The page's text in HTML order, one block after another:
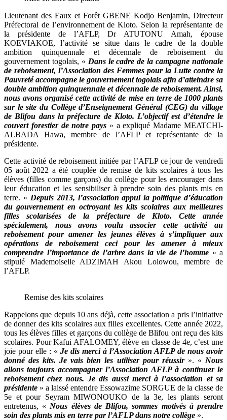
Lieutenant des Eaux et Forêt GBENE Kodjo Benjamin, Directeur
Préfectoral de l’environnement de Kloto. Selon la représentante de
la présidente de l’AFLP, Dr ATUTONU Amah, épouse
KOEVIAKOE, l’activité se situe dans le cadre de la double
ambition quinquennale et décennale de reboisement du
gouvernement togolais, « Dans le cadre de la campagne nationale
de reboisement, l’Association des Femmes pour la Lutte contre la
Pauvreté accompagne le gouvernement togolais afin d’atteindre sa
double ambition quinquennale et décennale de reboisement. Ainsi,
nous avons organisé cette activité de mise en terre de 1000 plants
sur le site du Collège d’Enseignement Général (CEG) du village
de Blifou dans la préfecture de Kloto. L’objectif est d’étendre le
couvert forestier de notre pays » a expliqué Madame MEATCHI-
ALBADA Hawa, membre de l’AFLP et représentante de la
présidente.
Cette activité de reboisement initiée par l’AFLP ce jour de vendredi
05 août 2022 a été couplée de remise de kits scolaires à tous les
élèves (filles comme garçons) du collège pour les encourager dans
leur éducation et les sensibiliser à prendre soin des plants mis en
terre. « Depuis 2013, l’association appui la politique d’éducation
du gouvernement en octroyant les kits scolaires aux meilleures
filles scolarisées de la préfecture de Kloto. Cette année
spécialement, nous avons voulu associer cette activité au
reboisement pour amener les jeunes élèves à s’impliquer aux
opérations de reboisement ceci pour les amener à mieux
comprendre l’importance de l’arbre dans la vie de l’homme » a
stipulé Mademoiselle ADZIMAH Akou Lolowou, membre de
l’AFLP.
Remise des kits scolaires
Rappelons que depuis 10 ans déjà, cette association a pris l’initiative
de donner des kits scolaires aux filles excellentes. Cette année 2022,
tous les élèves filles et garçons du collège de Blifou ont reçu des kits
scolaires. Pour Kafui AFALOMEY, élève en classe de 4e, c’est une
joie pour elle : « Je dis merci à l’Association AFLP de nous avoir
donné des kits. Je vais bien les utiliser pour réussir». « Nous
allons toujours accompagner l’Association AFLP à continuer le
reboisement chez nous. Je dis aussi merci à l’association et sa
présidente » a laissé entendre Essowazime SORGUE de la classe de
5e et pour Seyram MIWONOUKO de la 3e, les plants seront
entretenus, « Nous élèves de Blifou, sommes motivés à prendre
soin des plants mis en terre par l’AFLP dans notre collège ».